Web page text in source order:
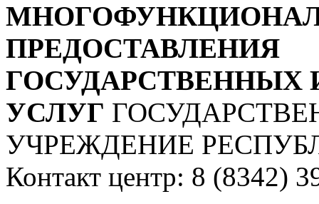
ПРЕДОСТАВЛЕНИЯ
УСЛУГ
УЧРЕЖДЕНИЕ
Контакт центр: 8 (8342)